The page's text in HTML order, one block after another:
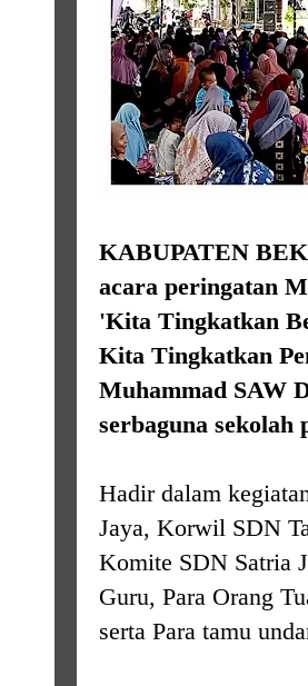
KABUPATEN
acara peringatan
'Kita Tingkatkan
Kita Tingkatkan
Muhammad SAW
serbaguna sekolah
Hadir dalam
Jaya, Korwil SDN
Komite SDN Satria
Guru, Para Orang
serta Para tamu